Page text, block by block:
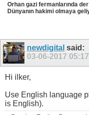
Orhan gazi fermanlarında
Dünyanın hakimi olmaya
newdigital said:
03-06-2017
Hi ilker,
Use English language
is English).